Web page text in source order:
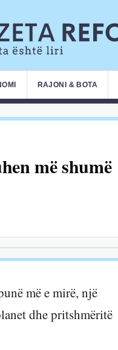
RAJONI & BOTA
më shumë
më e mirë, një
dhe pritshmëritë